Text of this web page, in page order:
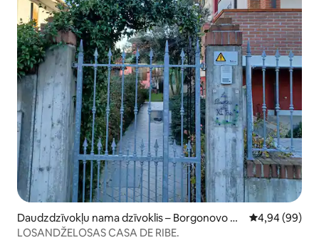
Daudzdzīvokļu nama dzīvoklis – Borgonovo Va
l Tidone
Vidējais
4,94 (99)
LOSANDŽELOSAS CASA DE RIBE.